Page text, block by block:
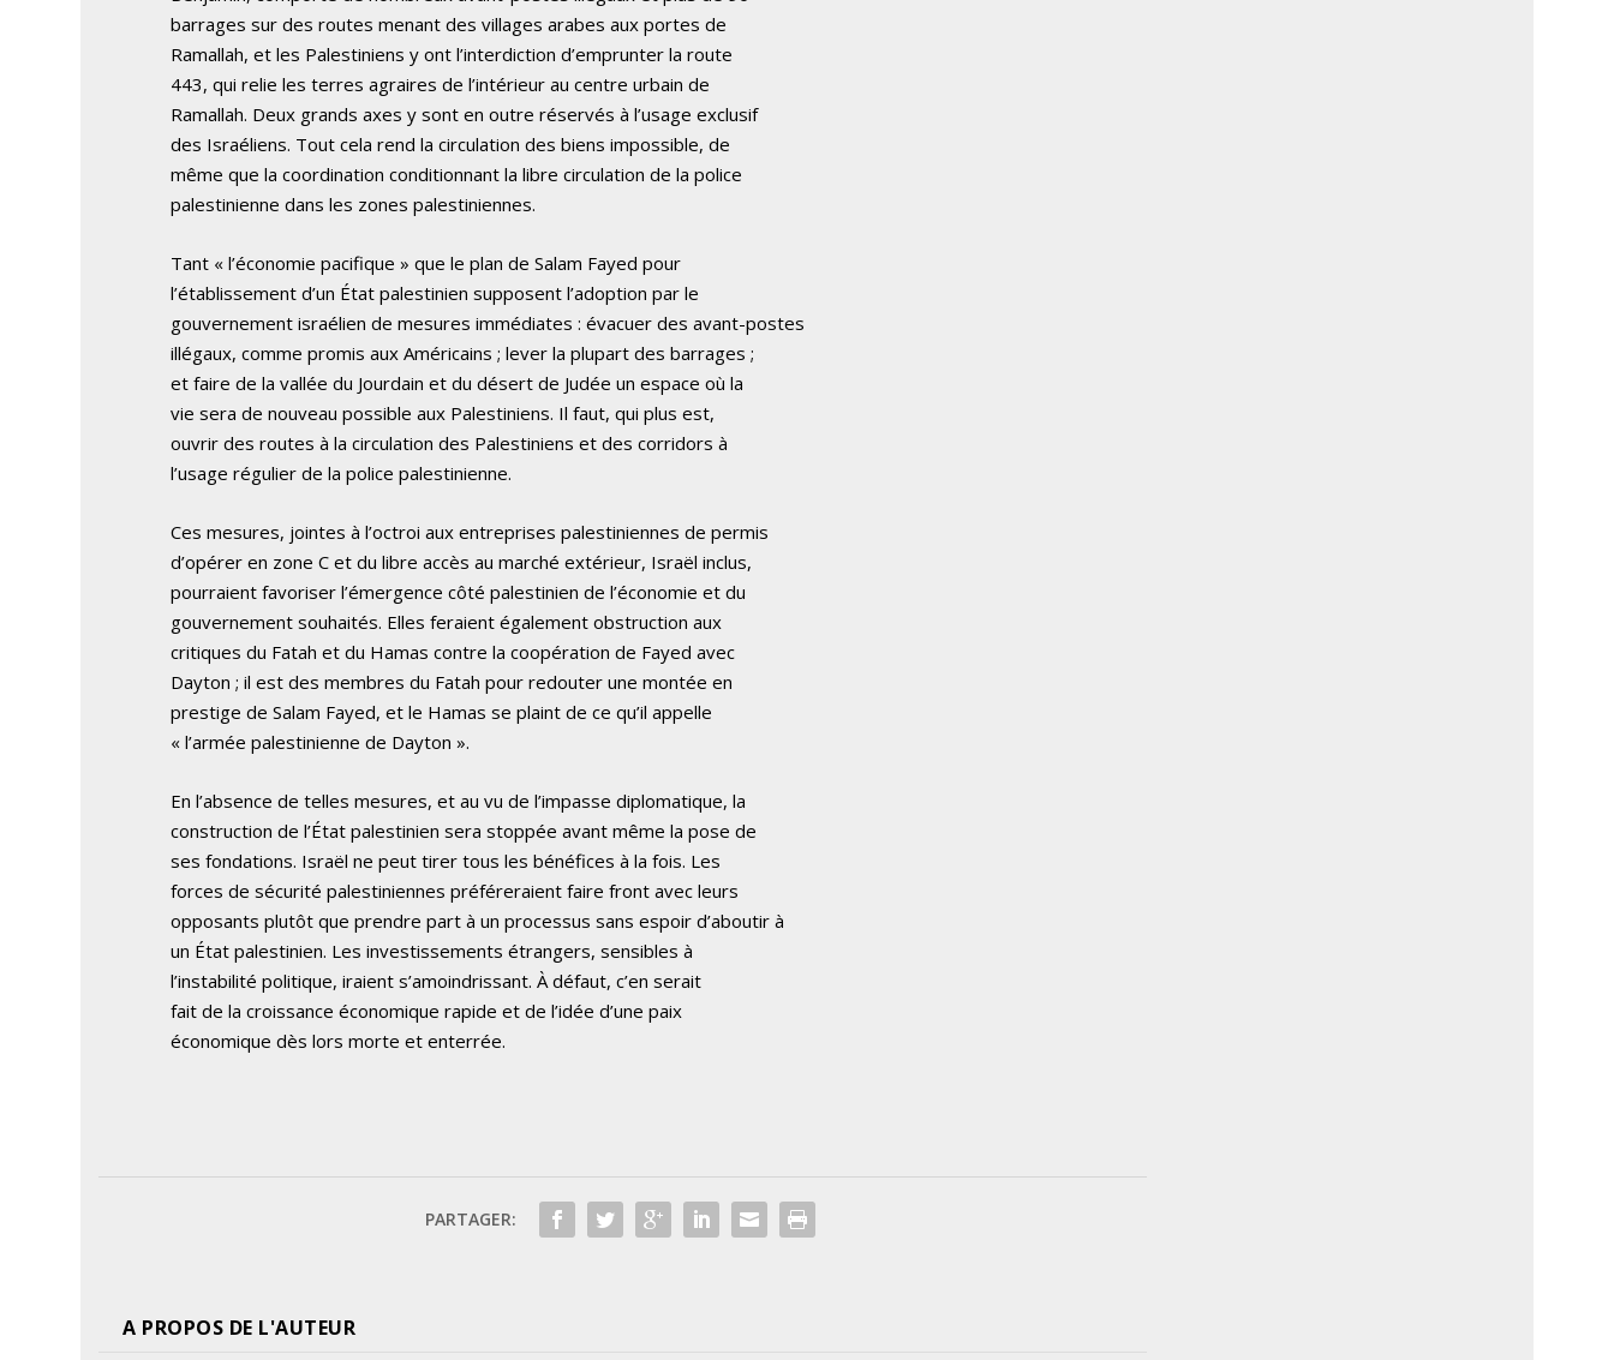
barrages sur des routes menant des villages arabes aux portes de
Ramallah, et les Palestiniens y ont l’interdiction d’emprunter la route
443, qui relie les terres agraires de l’intérieur au centre urbain de
Ramallah. Deux grands axes y sont en outre réservés à l’usage exclusif
des Israéliens. Tout cela rend la circulation des biens impossible, de
même que la coordination conditionnant la libre circulation de la police
palestinienne dans les zones palestiniennes.
Tant « l’économie pacifique » que le plan de Salam Fayed pour
l’établissement d’un État palestinien supposent l’adoption par le
gouvernement israélien de mesures immédiates : évacuer des avant-postes
illégaux, comme promis aux Américains ; lever la plupart des barrages ;
et faire de la vallée du Jourdain et du désert de Judée un espace où la
vie sera de nouveau possible aux Palestiniens. Il faut, qui plus est,
ouvrir des routes à la circulation des Palestiniens et des corridors à
l’usage régulier de la police palestinienne.
Ces mesures, jointes à l’octroi aux entreprises palestiniennes de permis
d’opérer en zone C et du libre accès au marché extérieur, Israël inclus,
pourraient favoriser l’émergence côté palestinien de l’économie et du
gouvernement souhaités. Elles feraient également obstruction aux
critiques du Fatah et du Hamas contre la coopération de Fayed avec
Dayton ; il est des membres du Fatah pour redouter une montée en
prestige de Salam Fayed, et le Hamas se plaint de ce qu’il appelle
« l’armée palestinienne de Dayton ».
En l’absence de telles mesures, et au vu de l’impasse diplomatique, la
construction de l’État palestinien sera stoppée avant même la pose de
ses fondations. Israël ne peut tirer tous les bénéfices à la fois. Les
forces de sécurité palestiniennes préféreraient faire front avec leurs
opposants plutôt que prendre part à un processus sans espoir d’aboutir à
un État palestinien. Les investissements étrangers, sensibles à
l’instabilité politique, iraient s’amoindrissant. À défaut, c’en serait
fait de la croissance économique rapide et de l’idée d’une paix
économique dès lors morte et enterrée.
PARTAGER:
A PROPOS DE L'AUTEUR